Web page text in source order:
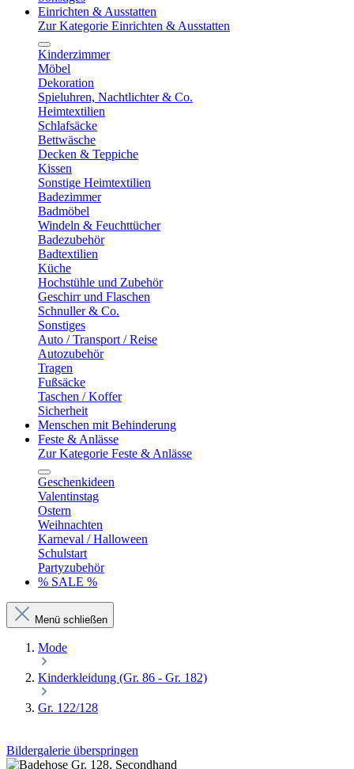
Einrichten & Ausstatten
Zur Kategorie Einrichten & Ausstatten
Kinderzimmer
Möbel
Dekoration
Spieluhren, Nachtlichter & Co.
Heimtextilien
Schlafsäcke
Bettwäsche
Decken & Teppiche
Kissen
Sonstige Heimtextilien
Badezimmer
Badmöbel
Windeln & Feuchttücher
Badezubehör
Badtextilien
Küche
Hochstühle und Zubehör
Geschirr und Flaschen
Schnuller & Co.
Sonstiges
Auto / Transport / Reise
Autozubehör
Tragen
Fußsäcke
Taschen / Koffer
Sicherheit
Menschen mit Behinderung
Feste & Anlässe
Zur Kategorie Feste & Anlässe
Geschenkideen
Valentinstag
Ostern
Weihnachten
Karneval / Halloween
Schulstart
Partyzubehör
% SALE %
Menü schließen
Mode
Kinderkleidung (Gr. 86 - Gr. 182)
Gr. 122/128
Bildergalerie überspringen